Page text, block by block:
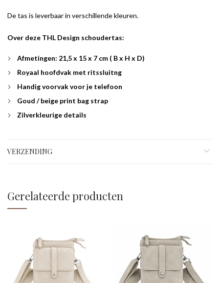
De tas is leverbaar in verschillende kleuren.
Over deze THL Design schoudertas:
Afmetingen: 21,5 x 15 x 7 cm ( B x H x D)
Royaal hoofdvak met ritssluitng
Handig voorvak voor je telefoon
Goud / beige print bag strap
Zilverkleurige details
VERZENDING
Gerelateerde producten